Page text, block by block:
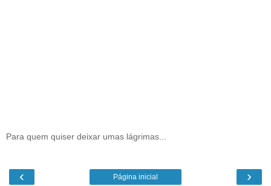
Para quem quiser deixar umas lágrimas...
‹ ›
Página inicial